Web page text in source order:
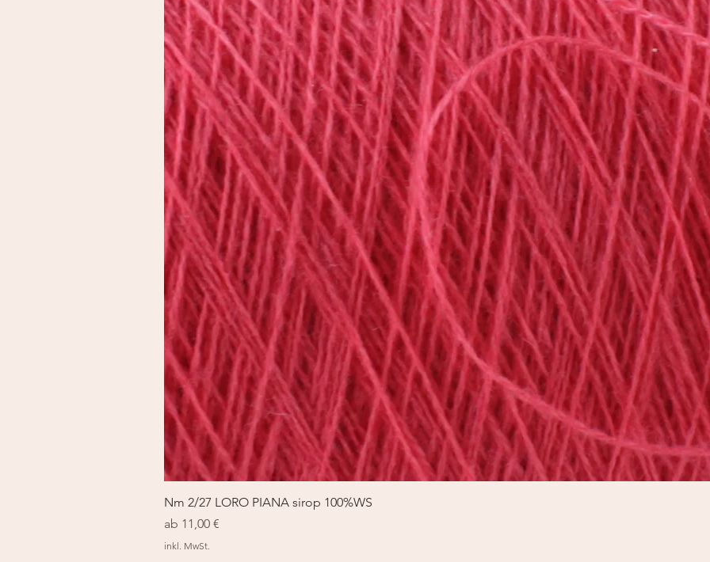
Nm 2/27 LORO PIANA sirop 100%WS
ab 11,00 €
Sale-Preis
inkl. MwSt.